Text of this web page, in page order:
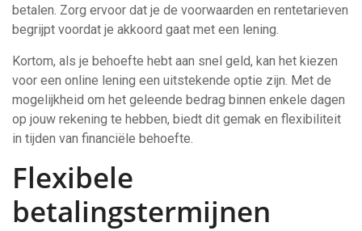
betalen. Zorg ervoor dat je de voorwaarden en rentetarieven
begrijpt voordat je akkoord gaat met een lening.
Kortom, als je behoefte hebt aan snel geld, kan het kiezen
voor een online lening een uitstekende optie zijn. Met de
mogelijkheid om het geleende bedrag binnen enkele dagen
op jouw rekening te hebben, biedt dit gemak en flexibiliteit
in tijden van financiële behoefte.
Flexibele
betalingstermijnen